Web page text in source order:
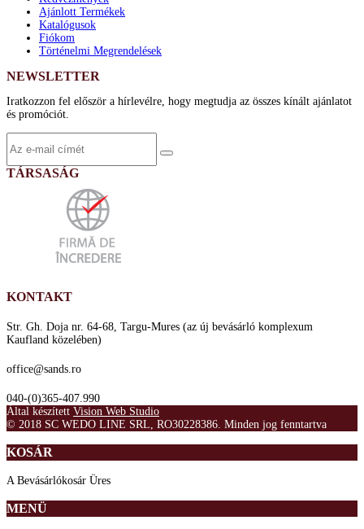
Ajánlott Termékek
Katalógusok
Fiókom
Történelmi Megrendelések
NEWSLETTER
Iratkozzon fel először a hírlevélre, hogy megtudja az összes kínált ajánlatot
és promóciót.
TÁRSASÁG
KONTAKT
Str. Gh. Doja nr. 64-68, Targu-Mures (az új bevásárló komplexum
Kaufland közelében)
office@sands.ro
040-(0)365-407.990
Által készített Vision Web Studio
© 2018 SC WEDO LINE SRL, RO30228386. Minden jog fenntartva
KOSÁR
A Bevásárlókosár Üres
MENÜ